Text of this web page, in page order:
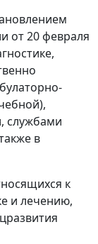
от 20 февраля
службами
в
к
и лечению,